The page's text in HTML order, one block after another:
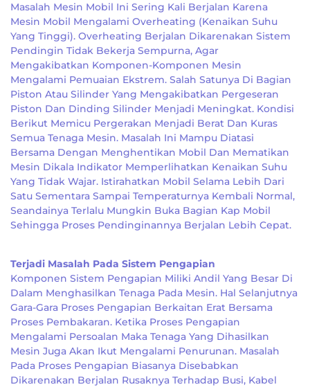
Masalah Mesin Mobil Ini Sering Kali Berjalan Karena
Mesin Mobil Mengalami Overheating (kenaikan Suhu
Yang Tinggi). Overheating Berjalan Dikarenakan Sistem
Pendingin Tidak Bekerja Sempurna, Agar
Mengakibatkan Komponen-Komponen Mesin
Mengalami Pemuaian Ekstrem. Salah Satunya Di Bagian
Piston Atau Silinder Yang Mengakibatkan Pergeseran
Piston Dan Dinding Silinder Menjadi Meningkat. Kondisi
Berikut Memicu Pergerakan Menjadi Berat Dan Kuras
Semua Tenaga Mesin. Masalah Ini Mampu Diatasi
Bersama Dengan Menghentikan Mobil Dan Mematikan
Mesin Dikala Indikator Memperlihatkan Kenaikan Suhu
Yang Tidak Wajar. Istirahatkan Mobil Selama Lebih Dari
Satu Sementara Sampai Temperaturnya Kembali Normal,
Seandainya Terlalu Mungkin Buka Bagian Kap Mobil
Sehingga Proses Pendinginannya Berjalan Lebih Cepat.
Terjadi Masalah Pada Sistem Pengapian
Komponen Sistem Pengapian Miliki Andil Yang Besar Di
Dalam Menghasilkan Tenaga Pada Mesin. Hal Selanjutnya
Gara-Gara Proses Pengapian Berkaitan Erat Bersama
Proses Pembakaran. Ketika Proses Pengapian
Mengalami Persoalan Maka Tenaga Yang Dihasilkan
Mesin Juga Akan Ikut Mengalami Penurunan. Masalah
Pada Proses Pengapian Biasanya Disebabkan
Dikarenakan Berjalan Rusaknya Terhadap Busi, Kabel